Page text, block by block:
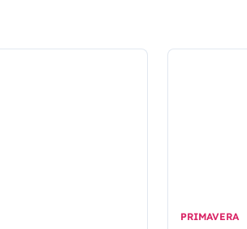
PRIMAVERA